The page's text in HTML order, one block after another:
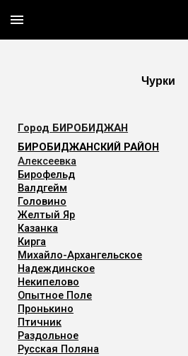
Skip to main content
Чурки
Город БИРОБИДЖАН
БИРОБИДЖАНСКИЙ РАЙОН
Алексеевка
Бирофельд
Валдгейм
Головино
Желтый Яр
Казанка
Кирга
Михайло-Архангельское
Надеждинское
Некипелово
Опытное Поле
Пронькино
Птичник
Раздольное
Русская Поляна